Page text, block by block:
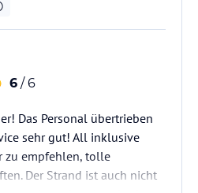
6 / 6
Das Personal übertrieben
sehr gut! All inklusive
zu empfehlen, tolle
Der Strand ist auch nicht